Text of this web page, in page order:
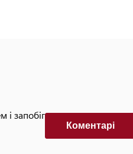
запобігти автоматизованим
Коментарi